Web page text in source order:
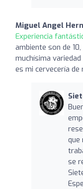
Miguel Angel
Experiencia
ambiente son de
muchísima
es mi cervecería de
que
se